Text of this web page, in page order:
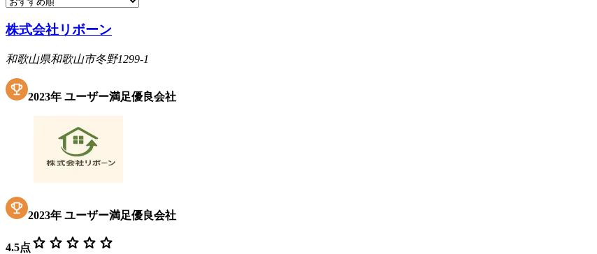
株式会社リボーン
和歌山県和歌山市冬野1299-1
2023年 ユーザー満足優良会社
2023年 ユーザー満足優良会社
4.5点 star star star star star